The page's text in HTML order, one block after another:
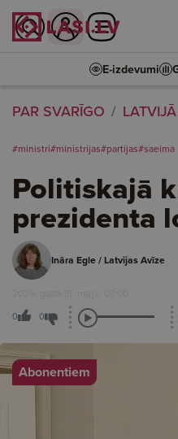
E-izdevumi
PAR SVARĪGO LATVIJĀ
#ministri#ministrijas#partijas#saeima
Politiskajā
prezidenta
Ināra Egle / Latvijas Avīze
2026. gada 15. maijs, 07:00
0 0
Abonentiem